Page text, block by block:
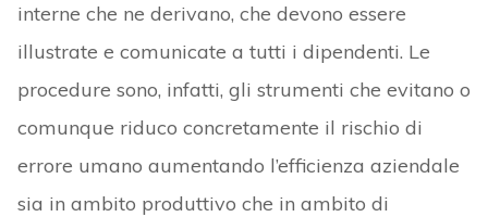
interne che ne derivano, che devono essere
illustrate e comunicate a tutti i dipendenti. Le
procedure sono, infatti, gli strumenti che evitano o
comunque riduco concretamente il rischio di
errore umano aumentando l’efficienza aziendale
sia in ambito produttivo che in ambito di